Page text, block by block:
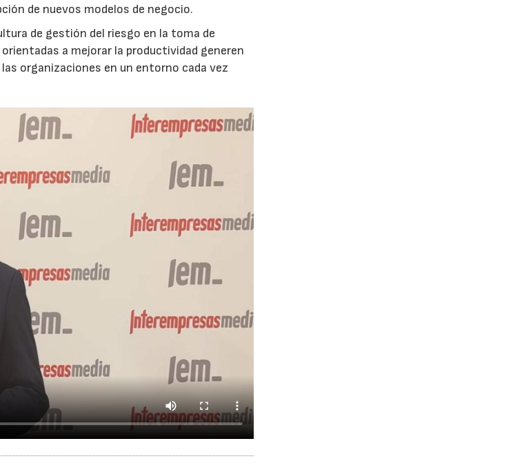
de nuevos modelos de negocio.
de gestión del riesgo en la toma de
a mejorar la productividad generen
organizaciones en un entorno cada vez